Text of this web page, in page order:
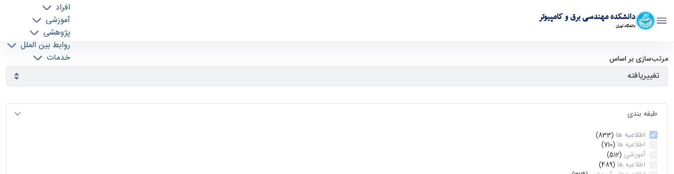
دانشکده مهندسی برق و کامپیوتر
دانشگاه تهران
افراد
آموزشی
پژوهشی
روابط بین الملل
خدمات
آرشیو اطلاعیه ها - ece- دانشکده مهندسی برق و کامپیوتر
مرتب‌سازی بر اساس
طبقه بندی
اطلاعیه ها (833)
اطلاعیه ها (710)
آموزشی (512)
اطلاعیه ها (489)